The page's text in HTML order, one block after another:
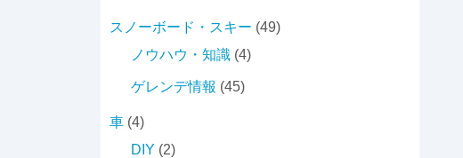
スノーボード・スキー (49)
ノウハウ・知識 (4)
ゲレンデ情報 (45)
車 (4)
DIY (2)